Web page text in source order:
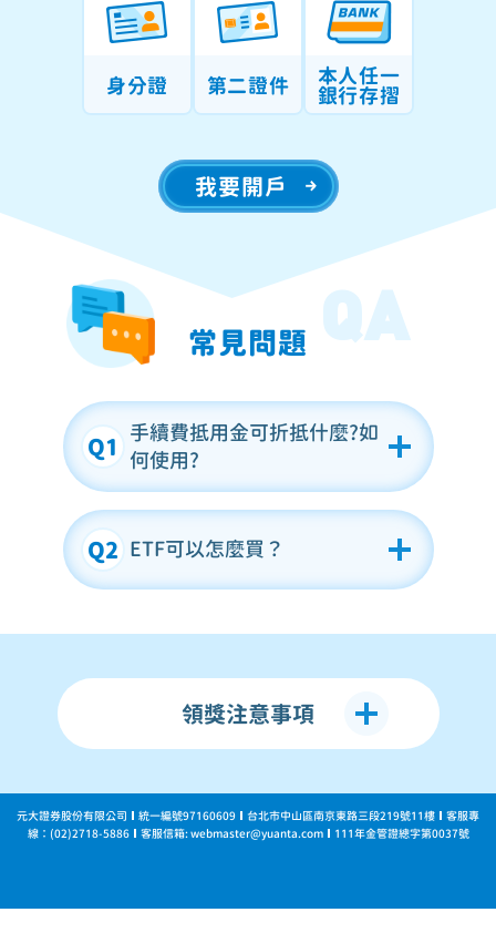
身分證 第二證件
本人任一
銀行存摺
我要開戶
QA
常見問題
手續費抵用金可折抵什麼?如
何使用?
ETF可以怎麼買？
領獎注意事項